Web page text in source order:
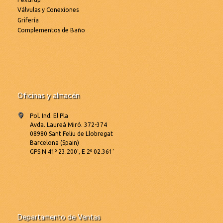
Válvulas y Conexiones
Grifería
Complementos de Baño
Oficinas y almacén
Pol. Ind. El Pla
Avda. Laureà Miró. 372-374
08980 Sant Feliu de Llobregat
Barcelona (Spain)
GPS N 41º 23.200’, E 2º 02.361’
Departamento de Ventas